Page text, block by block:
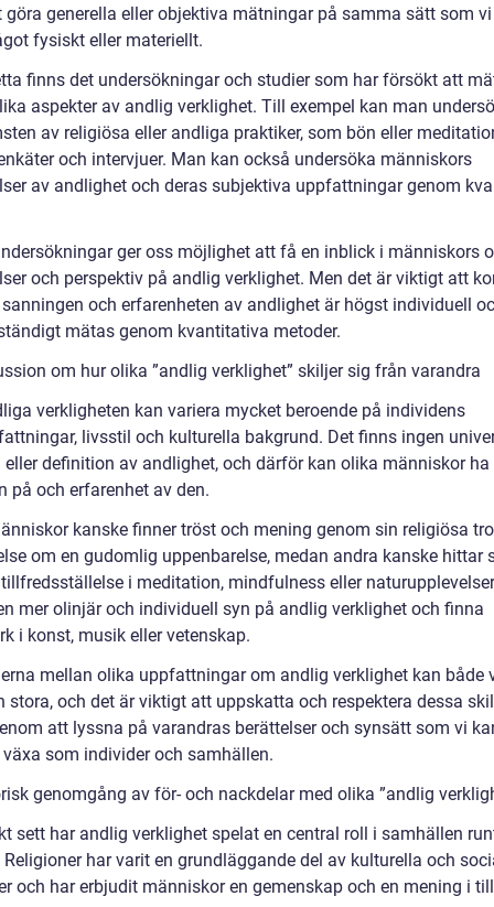
göra generella eller objektiva mätningar på samma sätt som
fysiskt eller materiellt.
finns det undersökningar och studier som har försökt att
aspekter av andlig verklighet. Till exempel kan man
av religiösa eller andliga praktiker, som bön eller
och intervjuer. Man kan också undersöka människors
av andlighet och deras subjektiva uppfattningar genom
ger oss möjlighet att få en inblick i människors
och perspektiv på andlig verklighet. Men det är viktigt att
och erfarenheten av andlighet är högst individuell
mätas genom kvantitativa metoder.
om hur olika ”andlig verklighet” skiljer sig från varandra
verkligheten kan variera mycket beroende på individens
livsstil och kulturella bakgrund. Det finns ingen
eller definition av andlighet, och därför kan olika människor ha
på och erfarenhet av den.
kanske finner tröst och mening genom sin religiösa
om en gudomlig uppenbarelse, medan andra kanske hittar
i meditation, mindfulness eller
mer olinjär och individuell syn på andlig verklighet och finna
i konst, musik eller vetenskap.
mellan olika uppfattningar om andlig verklighet kan både
stora, och det är viktigt att uppskatta och respektera dessa
att lyssna på varandras berättelser och synsätt som vi
som individer och samhällen.
genomgång av för- och nackdelar med olika ”andlig
sett har andlig verklighet spelat en central roll i samhällen
Religioner har varit en grundläggande del av kulturella och
och har erbjudit människor en gemenskap och en mening i